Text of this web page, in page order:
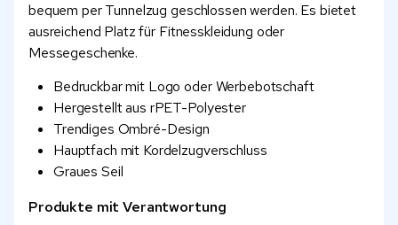
bequem per Tunnelzug geschlossen werden. Es bietet
ausreichend Platz für Fitnesskleidung oder
Messegeschenke.
Bedruckbar mit Logo oder Werbebotschaft
Hergestellt aus rPET-Polyester
Trendiges Ombré-Design
Hauptfach mit Kordelzugverschluss
Graues Seil
Produkte mit Verantwortung